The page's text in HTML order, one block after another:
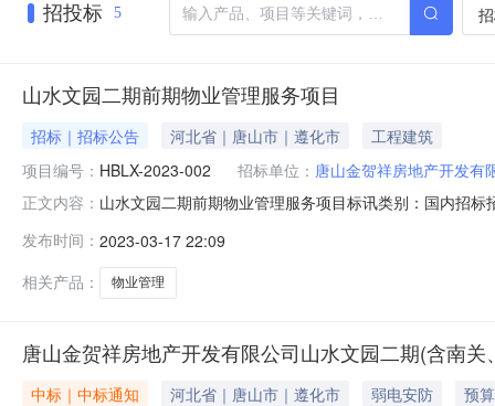
招投标 5
山水文园二期前期物业管理服务项目
招标｜招标公告 河北省｜唐山市｜遵化市
工程建筑
项目编号： HBLX-2023-002 招标单位： 唐山金贺祥房地产开发有
正文内容： 山水文园二期前期物业管理服务项目标讯类别：国内招
期前期物业管理服务项目三、招标方式：公开招标四、
3.7739
发布时间： 2023-03-17 22:09
相关产品：
物业管理
唐山金贺祥房地产开发有限公司山水文园二期(含南
中标｜中标通知 河北省｜唐山市｜遵化市 弱电安防
预